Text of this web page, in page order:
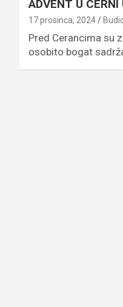
ADVENT U
17 prosinca, 2024
Pred Cerancima su
osobito bogat